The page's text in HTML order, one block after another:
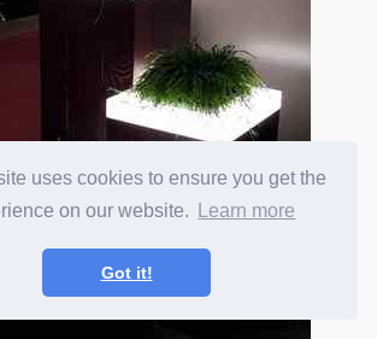
uses cookies to ensure you get the
on our website.
Learn more
Got it!